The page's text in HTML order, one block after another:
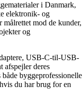
i Danmark,
elektronik- og
mod de kunder,
og
USB-C-til-USB-
afspejler deres
byggeprofessionelle
du har brug for en